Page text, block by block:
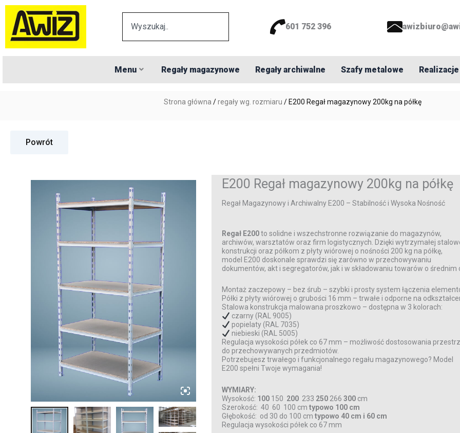
Przejdź
treści
601 752 396
Menu Regały magazynowe Regały archiwalne Szafy metalowe Realizacje
Strona główna /regały wg. rozmiaru / E200 Regał magazynowy 200kg na półkę
Powrót
E200 Regał magazynowy 200kg na półkę
Regał Magazynowy i Archiwalny E200 – Stabilność i Wysoka Nośność
Regał E200to solidne i wszechstronne rozwiązanie do magazynów,
archiwów, warsztatów oraz firm logistycznych. Dzięki wytrzymałej
konstrukcji oraz półkom z płyty wiórowej o nośności 200 kg na półkę,
model E200 doskonale sprawdzi się zarówno w przechowywaniu
dokumentów, akt i segregatorów, jak i w składowaniu towarów o średnim
Montaż zaczepowy – bez śrub – szybki i prosty system łączenia
Półki z płyty wiórowej o grubości 16 mm – trwałe i odporne na
Stalowa konstrukcja malowana proszkowo – dostępna w 3 kolorach:
czarny (RAL 9005)
popielaty (RAL 7035)
niebieski (RAL 5005)
Regulacja wysokości półek co 67 mm – możliwość dostosowania
do przechowywanych przedmiotów.
Potrzebujesz trwałego i funkcjonalnego regału magazynowego? Model
E200 spełni Twoje wymagania!
WYMIARY:
Wysokość: 100 150 200 233 250 266 300 cm
Szerokość: 40 60 100 cm typowo 100 cm
Głębokość: od 30 do 100 cm typowo 40 cm i 60 cm
Regulacja wysokości półek co 67 mm